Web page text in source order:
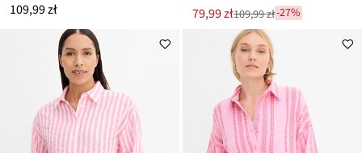
109,99 zł Nowa
cena
79,99 zł
Przeceniono
109,99 zł
109,99 zł-27%